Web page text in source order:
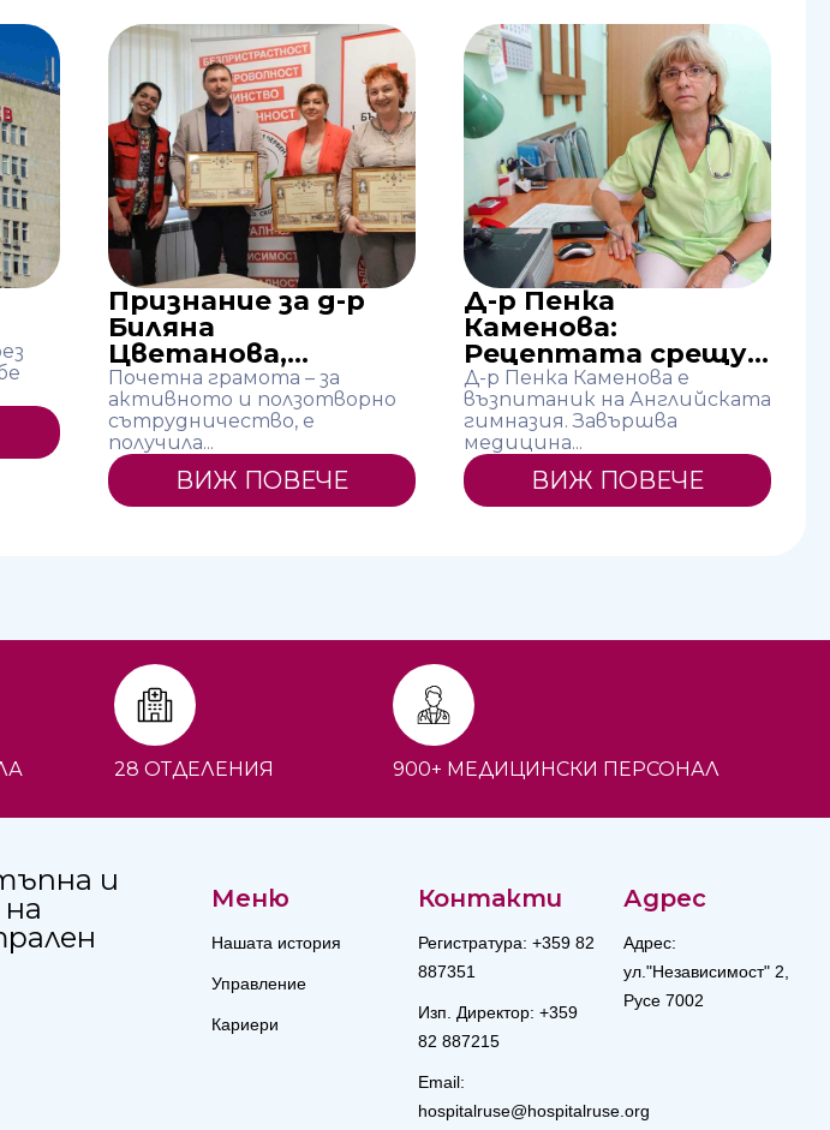
Признание за д-р
Биляна
Цветанова,...
Почетна грамота – за
активното и ползотворно
сътрудничество, е
получила...
ВИЖ ПОВЕЧЕ
Д-р Пенка
Каменова:
Рецептата срещу...
Д-р Пенка Каменова е
възпитаник на Английската
гимназия. Завършва
медицина...
ВИЖ ПОВЕЧЕ
28 ОТДЕЛЕНИЯ 900+ МЕДИЦИНСКИ ПЕРСОНАЛ
и
Меню
Нашата история
Управление
Кариери
Контакти
Регистратура: +359 82
887351
Изп. Директор: +359
82 887215
Email:
hospitalruse@hospitalruse.org
Адрес
Адрес:
ул."Независимост" 2,
Русе 7002